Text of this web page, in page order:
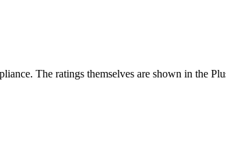
The ratings themselves are shown in the